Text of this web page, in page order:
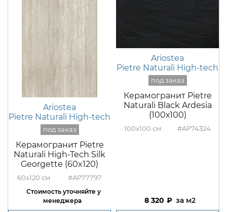
Ariostea
Pietre Naturali High-tech
Керамогранит Pietre
Naturali High-Tech Silk
Georgette (60x120)
60x120 #AP77797
Ariostea
Pietre Naturali High-tech
Керамогранит Pietre
Naturali Black Ardesia
(100х100)
100x100 #AP74324
8 320 м2